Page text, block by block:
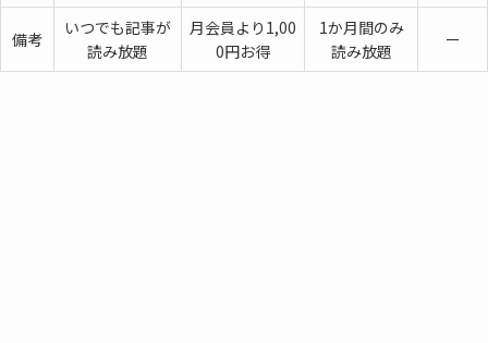
備考
いつでも記事が
読み放題
月会員より1,00
0円お得
1か月間のみ
読み放題
ー